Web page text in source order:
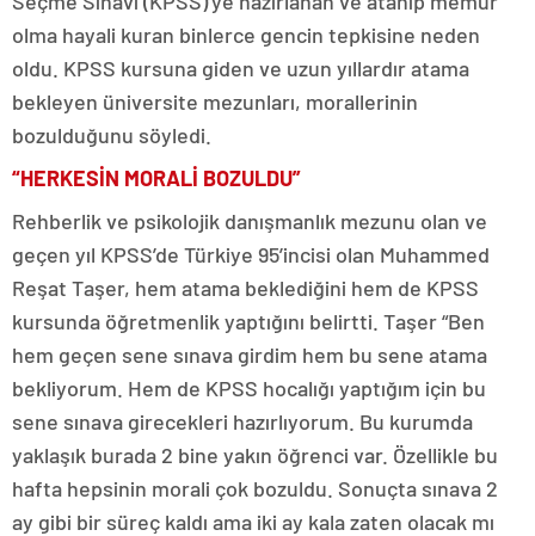
olma hayali kuran binlerce gencin tepkisine neden
oldu. KPSS kursuna giden ve uzun yıllardır atama
bekleyen üniversite mezunları, morallerinin
bozulduğunu söyledi.
“HERKESİN MORALİ BOZULDU”
Rehberlik ve psikolojik danışmanlık mezunu olan ve
geçen yıl KPSS’de Türkiye 95’incisi olan Muhammed
Reşat Taşer, hem atama beklediğini hem de KPSS
kursunda öğretmenlik yaptığını belirtti. Taşer “Ben
hem geçen sene sınava girdim hem bu sene atama
bekliyorum. Hem de KPSS hocalığı yaptığım için bu
sene sınava girecekleri hazırlıyorum. Bu kurumda
yaklaşık burada 2 bine yakın öğrenci var. Özellikle bu
hafta hepsinin morali çok bozuldu. Sonuçta sınava 2
ay gibi bir süreç kaldı ama iki ay kala zaten olacak mı